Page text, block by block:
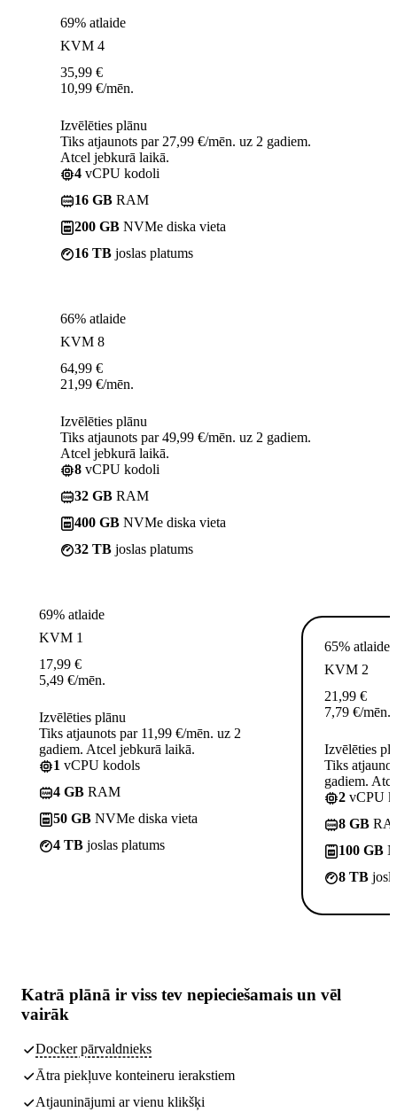
69% atlaide
KVM 4
35,99 €
10,99 €/mēn.
Izvēlēties plānu
Tiks atjaunots par 27,99 €/mēn. uz 2 gadiem.
Atcel jebkurā laikā.
4 vCPU kodoli
16 GB RAM
200 GB NVMe diska vieta
16 TB joslas platums
66% atlaide
KVM 8
64,99 €
21,99 €/mēn.
Izvēlēties plānu
Tiks atjaunots par 49,99 €/mēn. uz 2 gadiem.
Atcel jebkurā laikā.
8 vCPU kodoli
32 GB RAM
400 GB NVMe diska vieta
32 TB joslas platums
69% atlaide
KVM 1
17,99 €
5,49 €/mēn.
Izvēlēties plānu
Tiks atjaunots par 11,99 €/mēn. uz 2
gadiem. Atcel jebkurā laikā.
1 vCPU kodols
4 GB RAM
50 GB NVMe diska vieta
4 TB joslas platums
65% atlaide
KVM 2
21,99 €
7,79 €/mēn.
Izvēlēties
Tiks
gadiem.
2 vCPU
8 GB
100 GB
8 TB
Katrā plānā ir viss tev nepieciešamais un vēl
vairāk
Docker pārvaldnieks
Ātra piekļuve konteineru ierakstiem
Atjauninājumi ar vienu klikšķi